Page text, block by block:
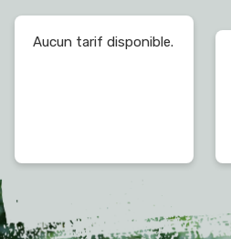
Aucun tarif disponible.